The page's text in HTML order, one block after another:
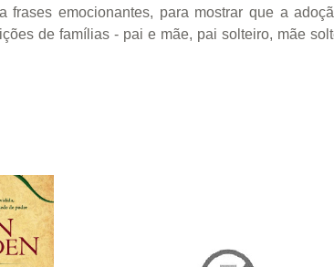
frases emocionantes, para mostrar que a
de famílias - pai e mãe, pai solteiro, mãe